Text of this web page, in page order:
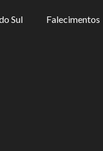
Sul Falecimentos